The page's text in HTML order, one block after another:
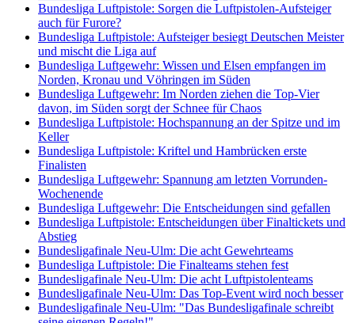
Bundesliga Luftpistole: Sorgen die Luftpistolen-Aufsteiger
auch für Furore?
Bundesliga Luftpistole: Aufsteiger besiegt Deutschen Meister
und mischt die Liga auf
Bundesliga Luftgewehr: Wissen und Elsen empfangen im
Norden, Kronau und Vöhringen im Süden
Bundesliga Luftgewehr: Im Norden ziehen die Top-Vier
davon, im Süden sorgt der Schnee für Chaos
Bundesliga Luftpistole: Hochspannung an der Spitze und im
Keller
Bundesliga Luftpistole: Kriftel und Hambrücken erste
Finalisten
Bundesliga Luftgewehr: Spannung am letzten Vorrunden-
Wochenende
Bundesliga Luftgewehr: Die Entscheidungen sind gefallen
Bundesliga Luftpistole: Entscheidungen über Finaltickets und
Abstieg
Bundesligafinale Neu-Ulm: Die acht Gewehrteams
Bundesliga Luftpistole: Die Finalteams stehen fest
Bundesligafinale Neu-Ulm: Die acht Luftpistolenteams
Bundesligafinale Neu-Ulm: Das Top-Event wird noch besser
Bundesligafinale Neu-Ulm: "Das Bundesligafinale schreibt